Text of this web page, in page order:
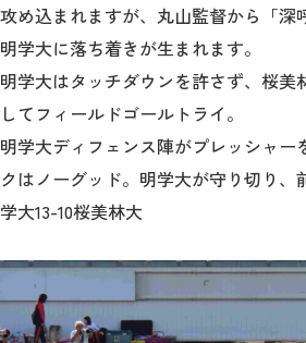
攻め込まれますが、丸山監督から「深
明学大に落ち着きが生まれます。
明学大はタッチダウンを許さず、桜美
してフィールドゴールトライ。
明学大ディフェンス陣がプレッシャー
クはノーグッド。明学大が守り切り、
学大13-10桜美林大